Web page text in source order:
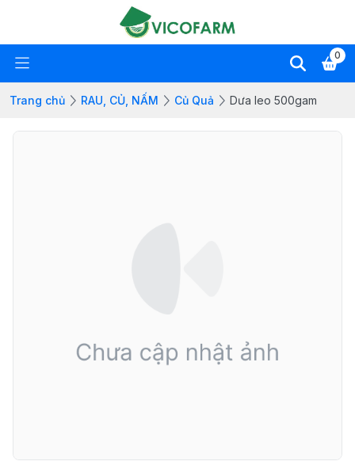
0
Trang chủ RAU, CỦ, NẤM Củ Quả Dưa leo 500gam